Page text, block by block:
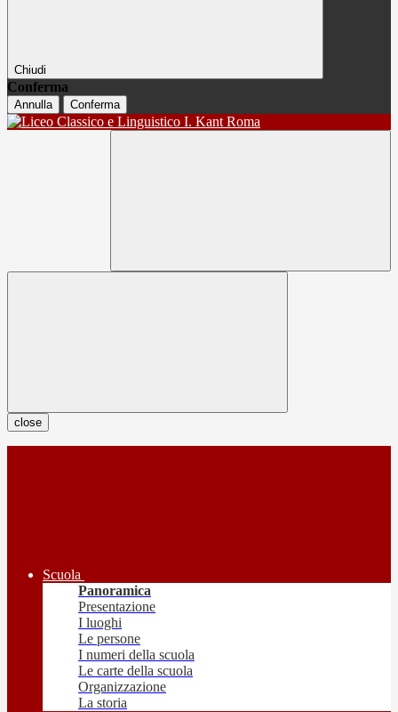
Chiudi
Conferma
Annulla Conferma
close
Scuola
Panoramica
Presentazione
I luoghi
Le persone
I numeri della scuola
Le carte della scuola
Organizzazione
La storia